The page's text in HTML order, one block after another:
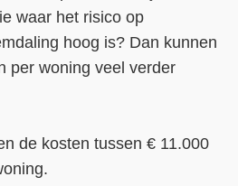
waar het risico op
hoog is? Dan kunnen
per woning veel verder
de kosten tussen € 11.000